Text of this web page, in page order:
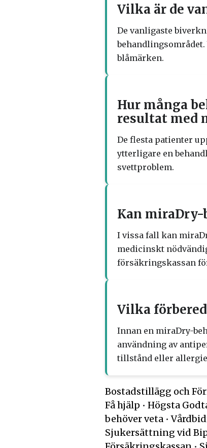
Vilka är de
De vanligaste
blåmärken.
Hur många
resultat med
De flesta patienter
ytterligare en
svettproblem.
Kan
I vissa fall kan
medicinskt
försäkringskassan
Vilka
Innan en miraDry-
användning av
tillstånd eller
Bostadstillägg och
Få hjälp • Högsta
behöver veta •
Sjukersättning vid